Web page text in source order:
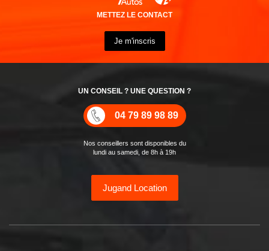
METTEZ LE CONTACT
Je m'inscris
UN CONSEIL ? UNE QUESTION ?
04 79 89 98 89
Nos conseillers sont disponibles du
lundi au samedi, de 8h à 19h
Jugand Location